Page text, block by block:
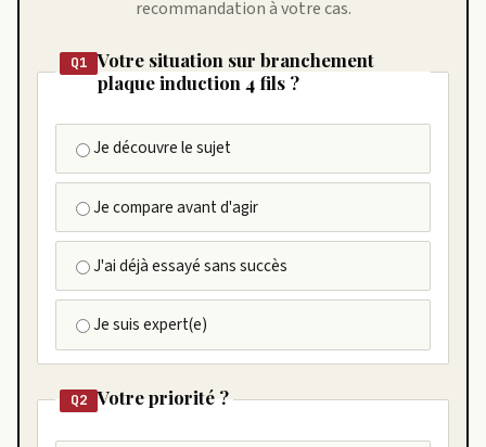
recommandation à votre cas.
Q1 Votre situation sur branchement
plaque induction 4 fils ?
Je découvre le sujet
Je compare avant d'agir
J'ai déjà essayé sans succès
Je suis expert(e)
Q2 Votre priorité ?